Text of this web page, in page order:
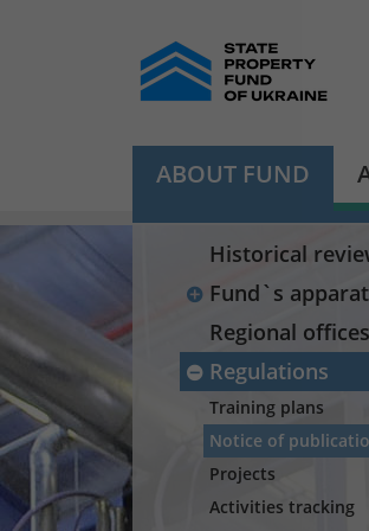
ABOUT FUND
Historical
Fund`s
Regional offices
Regulations
Training plans
Notice of
Projects
Activities tracking